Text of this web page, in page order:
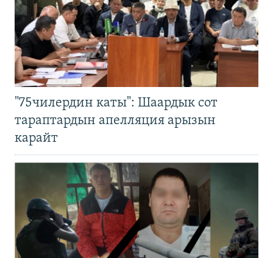
"75чилердин каты": Шаардык сот
тараптардын апелляция арызын
карайт